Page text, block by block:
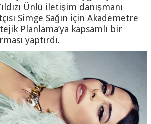
Ünlü iletişim danışmanı
Simge Sağın için Akademetre
Planlama’ya kapsamlı bir
yaptırdı.